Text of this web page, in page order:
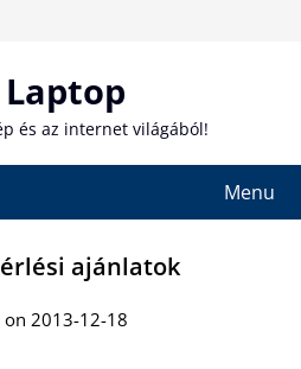
és az internet világából!
Menu
ajánlatok
on 2013-12-18